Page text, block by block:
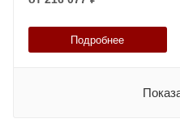
Подробнее